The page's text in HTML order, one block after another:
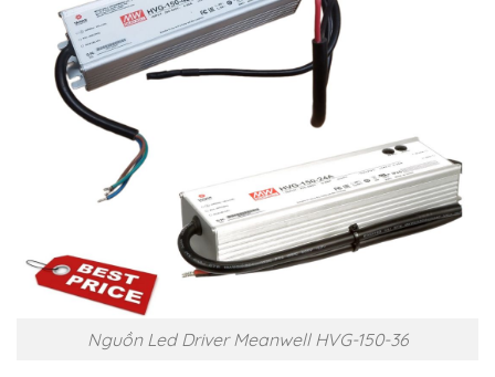
Nguồn Led Driver Meanwell HVG-150-36